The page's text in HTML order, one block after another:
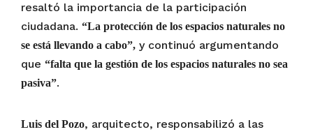
resaltó la importancia de la participación
ciudadana. “La protección de los espacios naturales no
se está llevando a cabo”, y continuó argumentando
que “falta que la gestión de los espacios naturales no sea
pasiva”.
Luis del Pozo, arquitecto, responsabilizó a las